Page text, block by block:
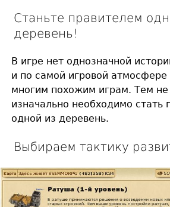
Станьте правителем
деревень!
В игре нет однозначной
и по самой игровой атмосфере
многим похожим играм. Тем
изначально необходимо стать
одной из деревень.
Выбираем тактику